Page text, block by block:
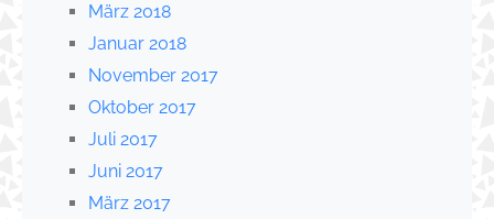
März 2018
Januar 2018
November 2017
Oktober 2017
Juli 2017
Juni 2017
März 2017